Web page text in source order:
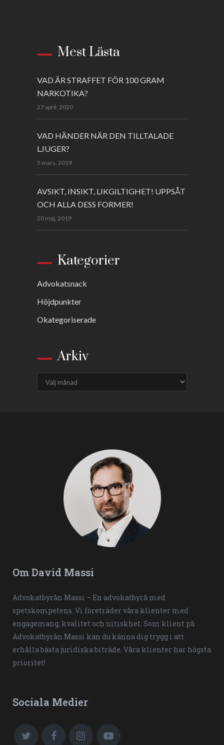
Mest Lästa
VAD ÄR STRAFFET FÖR 100 GRAM
NARKOTIKA?
27 april, 2020
VAD HÄNDER NÄR DEN TILLTALADE
LJUGER?
5 mars, 2019
AVSIKT, INSIKT, LIKGILTIGHET! UPPSÅT
OCH ALLA DESS FORMER!
20 maj, 2019
Kategorier
Advokatsnack
Höjdpunkter
Okategoriserade
Arkiv
Om David Massi
Advokatbyrån Massi – En advokatbyrå med
spetskompetens. Vi företräder våra klienter med
engagemang, kvalitet och nitiskhet. Som klient på
Advokatbyrån Massi kan du känna dig trygg i att
erhålla bästa juridiska biträde. Våra klienter har högsta
prioritet!
Sociala Medier